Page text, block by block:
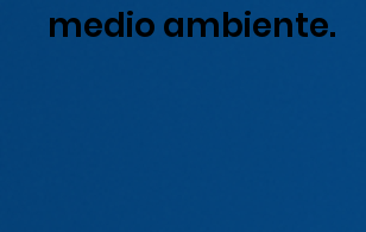
medio ambiente.